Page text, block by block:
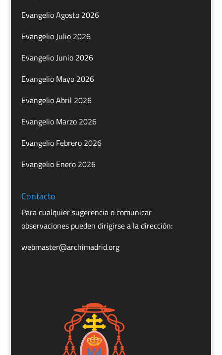
Evangelio Agosto 2026
Evangelio Julio 2026
Evangelio Junio 2026
Evangelio Mayo 2026
Evangelio Abril 2026
Evangelio Marzo 2026
Evangelio Febrero 2026
Evangelio Enero 2026
Contacto
Para cualquier sugerencia o comunicar
observaciones pueden dirigirse a la dirección:
webmaster@archimadrid.org